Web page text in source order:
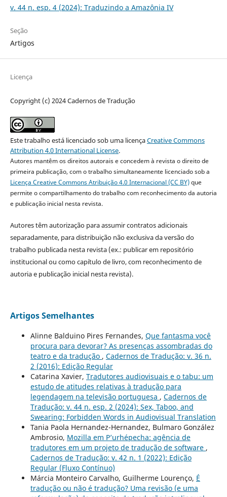
v. 44 n. esp. 4 (2024): Traduzindo a Amazônia IV
Seção
Artigos
Licença
Copyright (c) 2024 Cadernos de Tradução
Este trabalho está licenciado sob uma licençaCreative Commons
Attribution 4.0 International License.
Autores mantêm os direitos autorais e concedem à revista o direito de
primeira publicação, com o trabalho simultaneamente licenciado sob a
Licença Creative Commons Atribuição 4.0 Internacional (CC BY)que
permite o compartilhamento do trabalho com reconhecimento da autoria
e publicação inicial nesta revista.
Autores têm autorização para assumir contratos adicionais
separadamente, para distribuição não exclusiva da versão do
trabalho publicada nesta revista (ex.: publicar em repositório
institucional ou como capítulo de livro, com reconhecimento de
autoria e publicação inicial nesta revista).
Artigos Semelhantes
Alinne Balduino Pires Fernandes, Que fantasma você
procura para devorar? As presenças assombradas do
teatro e da tradução , Cadernos de Tradução: v. 36 n.
2 (2016): Edição Regular
Catarina Xavier, Tradutores audiovisuais e o tabu: um
estudo de atitudes relativas à tradução para
legendagem na televisão portuguesa , Cadernos de
Tradução: v. 44 n. esp. 2 (2024): Sex, Taboo, and
Swearing: Forbidden Words in Audiovisual Translation
Tania Paola Hernandez-Hernandez, Bulmaro González
Ambrosio, Mozilla em P’urhépecha: agência de
tradutores em um projeto de tradução de software ,
Cadernos de Tradução: v. 42 n. 1 (2022): Edição
Regular (Fluxo Contínuo)
Márcia Monteiro Carvalho, Guilherme Lourenço, É
tradução ou não é tradução? Uma revisão (e uma